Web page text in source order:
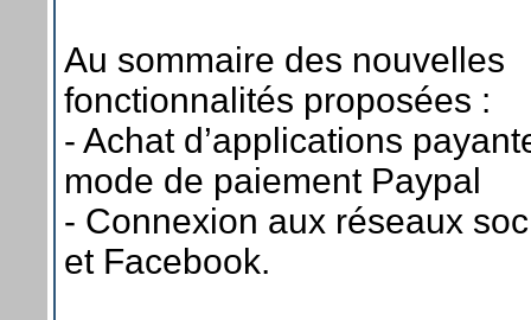
Au sommaire des nouvelles
fonctionnalités proposées :
- Achat d’applications
mode de paiement Paypal
- Connexion aux réseaux
et Facebook.